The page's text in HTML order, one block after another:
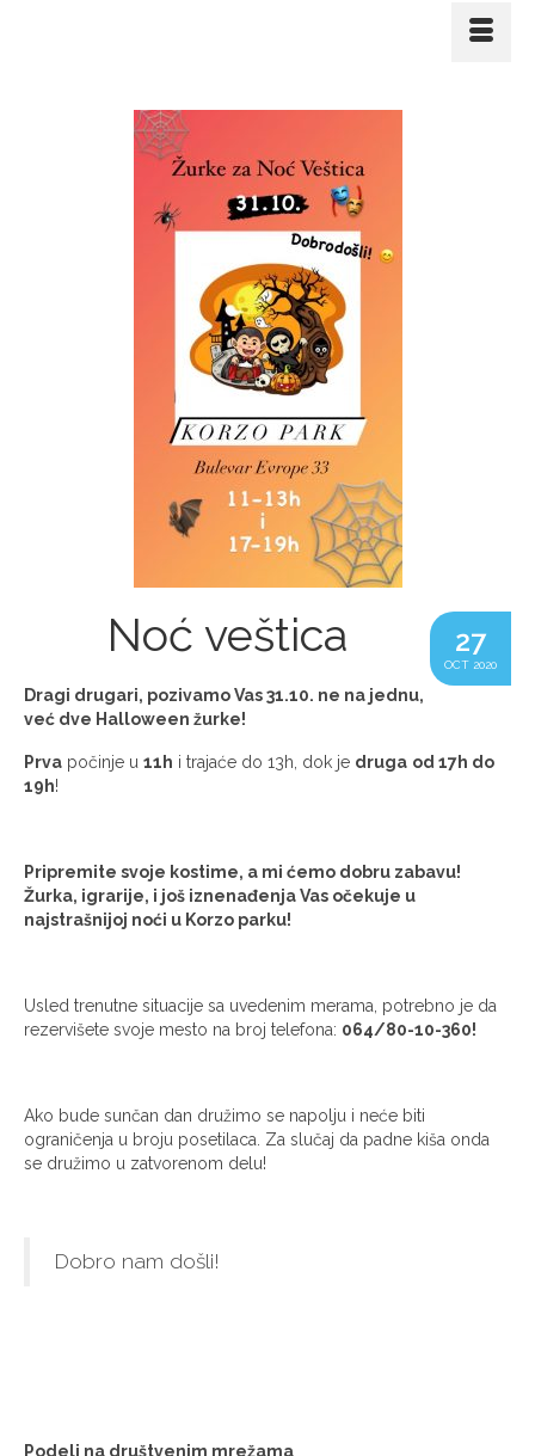
27
OCT 2020
Noć veštica
Dragi drugari, pozivamo Vas 31.10. ne na jednu,
već dve Halloween žurke!
Prva počinje u 11h i trajaće do 13h, dok je druga od 17h do
19h!
Pripremite svoje kostime, a mi ćemo dobru zabavu!
Žurka, igrarije, i još iznenađenja Vas očekuje u
najstrašnijoj noći u Korzo parku!
Usled trenutne situacije sa uvedenim merama, potrebno je da
rezervišete svoje mesto na broj telefona: 064/80-10-360!
Ako bude sunčan dan družimo se napolju i neće biti
ograničenja u broju posetilaca. Za slučaj da padne kiša onda
se družimo u zatvorenom delu!
Dobro nam došli!
Podeli na društvenim mrežama